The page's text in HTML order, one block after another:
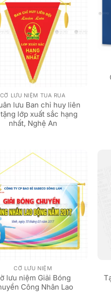
CỜ LƯU NIỆM TUA RUA
lưu Ban chỉ huy liên
lớp xuất sắc hạng
nhất, Nghệ An
CỜ LƯU NIỆM
lưu niệm Giải Bóng
Công Nhân Lao